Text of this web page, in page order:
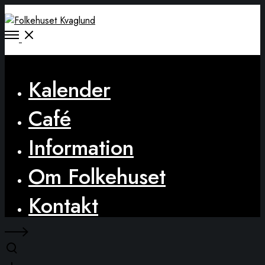
Open
Kalender
Café
Information
Om Folkehuset
Kontakt